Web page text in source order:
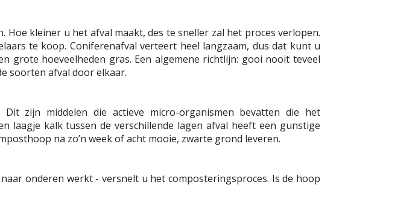
kleiner u het afval maakt, des te sneller zal het proces verlopen.
te koop. Coniferenafval verteert heel langzaam, dus dat kunt u
grote hoeveelheden gras. Een algemene richtlijn: gooi nooit teveel
soorten afval door elkaar.
zijn middelen die actieve micro-organismen bevatten die het
laagje kalk tussen de verschillende lagen afval heeft een gunstige
na zo’n week of acht mooie, zwarte grond leveren.
onderen werkt - versnelt u het composteringsproces. Is de hoop